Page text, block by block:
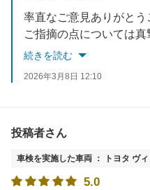
率直なご意見ありがとう
ご指摘の点については真摯に受け止め、今後はお客様対応やコミュ
貴重なご意見をいただき
続きを読む
2026年3月8日 12:10
投稿者さん
車検を実施した車両 ： トヨタ ヴィ
5.0